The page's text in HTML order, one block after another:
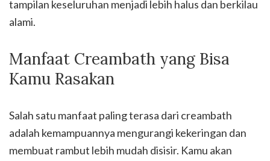
tampilan keseluruhan menjadi lebih halus dan berkilau
alami.
Manfaat Creambath yang Bisa
Kamu Rasakan
Salah satu manfaat paling terasa dari creambath
adalah kemampuannya mengurangi kekeringan dan
membuat rambut lebih mudah disisir. Kamu akan